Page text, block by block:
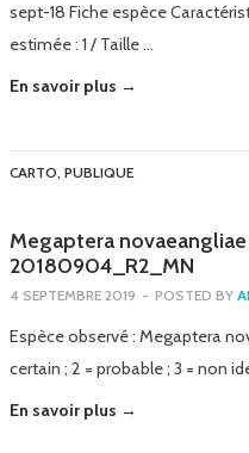
sept-18 Fiche espèce
estimée : 1 / Taille …
En savoir plus →
CARTO, PUBLIQUE
Megaptera
20180904_R2_MN
4 SEPTEMBRE 2019 - POSTED BY
Espèce observé : Megaptera
certain ; 2 = probable ; 3 = non
En savoir plus →